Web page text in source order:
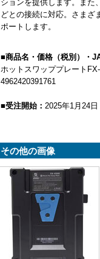
ションを提供します。また
どとの接続に対応。さまざ
ポートします。
■商品名・価格（税別）・
ホットスワッププレート
4962420391761
■受注開始： 2025年1月24日
その他の画像